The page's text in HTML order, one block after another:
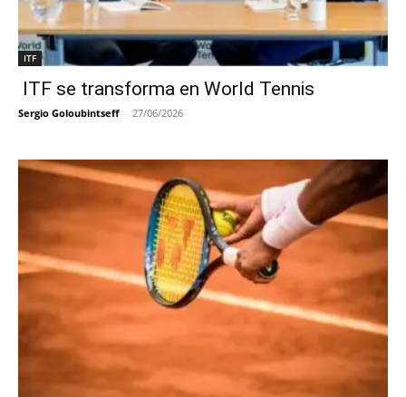
ITF
ITF se transforma en World Tennis
Sergio Goloubintseff - 27/06/2026